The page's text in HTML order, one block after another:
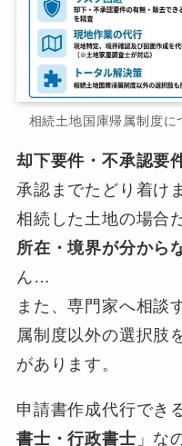
相続土地国庫帰属制度に
却下要件・不承認要
承認までたどり着け
相続した土地の場合
所在・境界が分から
ん…
また、専門家へ相談
属制度以外の選択肢
があります。
申請書作成代行でき
書士・行政書士 」な